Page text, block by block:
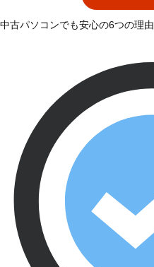
中古パソコンでも安心の6つの理由